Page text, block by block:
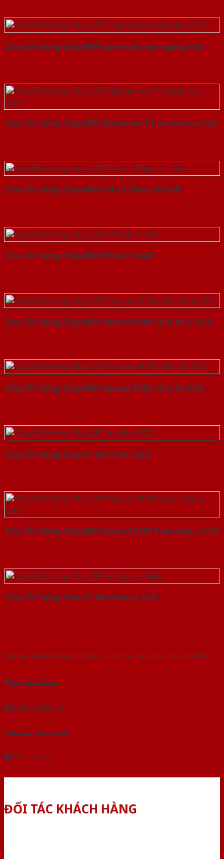
Cửa Gỗ Chống Cháy MDF Laminate van ngang-SGD
Cửa Gỗ Chống Cháy MDF Melamine P1 van kem-a-SGD
Cửa Gỗ Chống Cháy MDF O4-C1 Phào chi-SGD
Cửa Gỗ Chống Cháy MDF P1R4-C1-SGD
Cửa Gỗ Chống Cháy MDF Veneer P1R4 Căm Xe-a-SGD
Cửa Gỗ Chống Cháy MDF Veneer P1R2 Căm Xe-SGD
Cửa Gỗ Chống Cháy 2P Sơn Xám-SGD
Cửa Gỗ Chống Cháy MDF Veneer P1R5 Xoan Đào-a-SGD
Cửa Gỗ Chống Cháy 2P Sơn Xám-a-SGD
Với kinh nghiệm nhiêu năm nghiên cứu cửa theo tiêu chuẩn công nghệ Châu
Gửi yêu cầu tư vấn
Tải báo giá tổng hợp
Yêu cầu gọi lại (3 phút)
Dành cho đại lý
ĐỐI TÁC KHÁCH HÀNG